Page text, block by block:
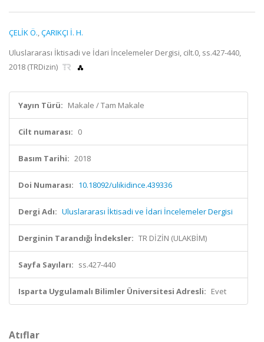
ÇELİK Ö.,ÇARIKÇI İ. H.
Uluslararası İktisadi ve İdari İncelemeler Dergisi, cilt.0, ss.427-440,
2018 (TRDizin)
Yayın Türü: Makale / Tam Makale
Cilt numarası: 0
Basım Tarihi: 2018
Doi Numarası: 10.18092/ulikidince.439336
Dergi Adı: Uluslararası İktisadi ve İdari İncelemeler Dergisi
Derginin Tarandığı İndeksler: TR DİZİN (ULAKBİM)
Sayfa Sayıları: ss.427-440
Isparta Uygulamalı Bilimler Üniversitesi Adresli: Evet
Atıflar